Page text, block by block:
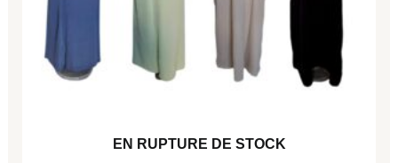
EN RUPTURE DE STOCK
sur
la
produit